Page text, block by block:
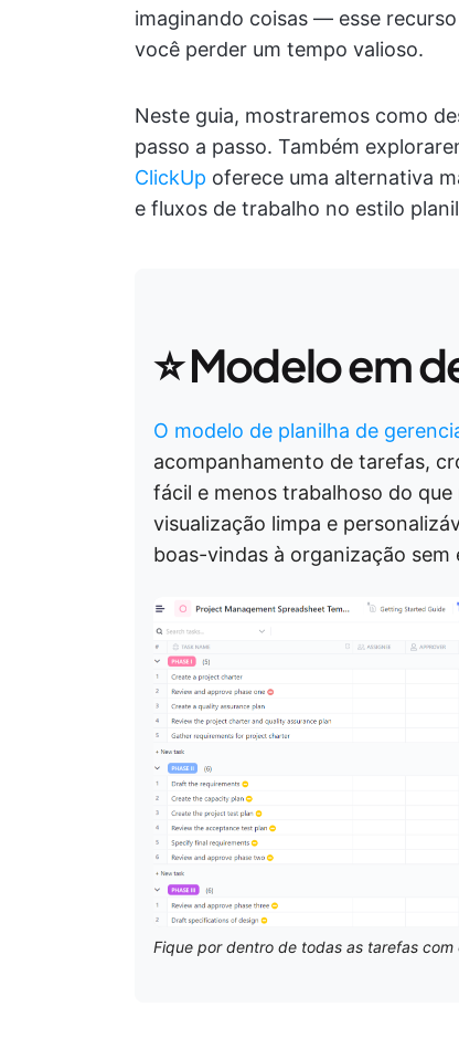
imaginando coisas — esse
você perder um tempo valioso.
Neste guia, mostraremos como
passo a passo. Também
ClickUp oferece uma alternativa
e fluxos de trabalho no estilo
⭐️ Modelo em
O modelo de planilha de
acompanhamento de tarefas,
fácil e menos trabalhoso do
visualização limpa e
boas-vindas à organização sem
Fique por dentro de todas as tarefas